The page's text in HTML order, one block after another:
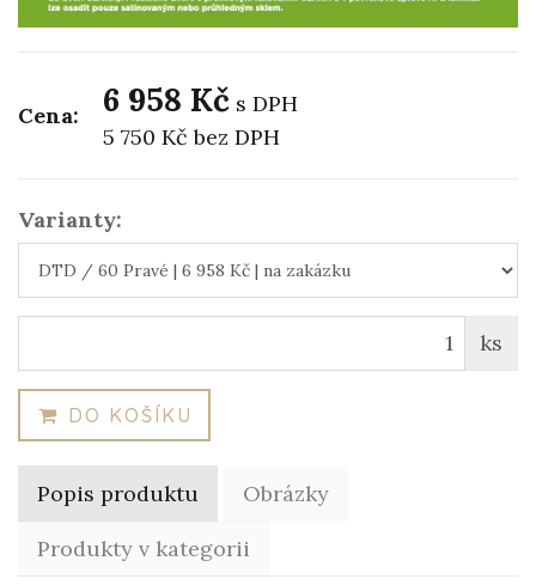
Cena: 6 958 Kč s DPH
5 750 Kčbez DPH
Varianty:
ks
DO KOŠÍKU
Popis produktu
Obrázky
Produkty v kategorii